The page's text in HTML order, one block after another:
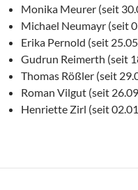
Monika Meurer (seit
Michael Neumayr (seit
Erika Pernold (seit
Gudrun Reimerth (seit
Thomas Rößler (seit
Roman Vilgut (seit
Henriette Zirl (seit